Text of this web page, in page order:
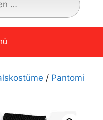
nach:
/ Pantomi